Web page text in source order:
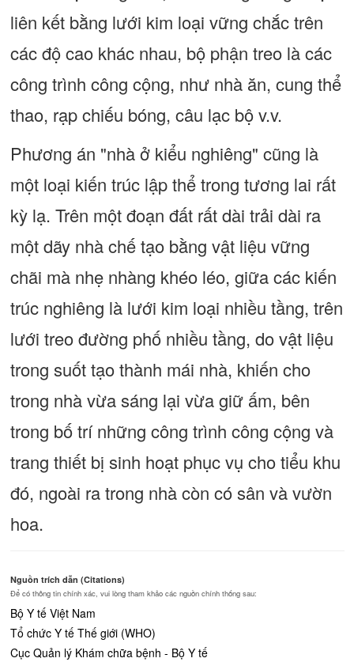
liên kết bằng lưới kim loại vững chắc trên
các độ cao khác nhau, bộ phận treo là các
công trình công cộng, như nhà ăn, cung thể
thao, rạp chiếu bóng, câu lạc bộ v.v.
Phương án "nhà ở kiểu nghiêng" cũng là
một loại kiến trúc lập thể trong tương lai rất
kỳ lạ. Trên một đoạn đất rất dài trải dài ra
một dãy nhà chế tạo bằng vật liệu vững
chãi mà nhẹ nhàng khéo léo, giữa các kiến
trúc nghiêng là lưới kim loại nhiều tầng, trên
lưới treo đường phố nhiều tầng, do vật liệu
trong suốt tạo thành mái nhà, khiến cho
trong nhà vừa sáng lại vừa giữ ấm, bên
trong bố trí những công trình công cộng và
trang thiết bị sinh hoạt phục vụ cho tiểu khu
đó, ngoài ra trong nhà còn có sân và vườn
hoa.
Nguồn trích dẫn (Citations)
Để có thông tin chính xác, vui lòng tham khảo các nguồn chính thống sau:
Bộ Y tế Việt Nam
Tổ chức Y tế Thế giới (WHO)
Cục Quản lý Khám chữa bệnh - Bộ Y tế